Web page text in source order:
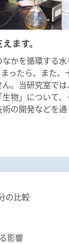
ます。
かを循環する
ったら、また、
。当研究室では
物」について、
の開発などを
の比較
影響